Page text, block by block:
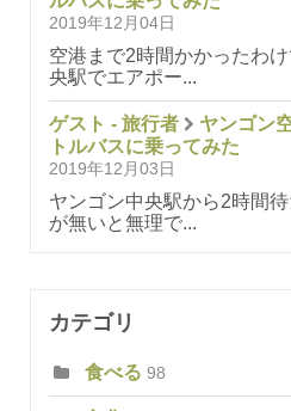
2019年12月04日
空港まで2時間かかったわ
央駅でエアポー...
ゲスト - 旅行者
ヤンゴン
トルバスに乗ってみた
2019年12月03日
ヤンゴン中央駅から2時間
が無いと無理で...
カテゴリ
食べる 98